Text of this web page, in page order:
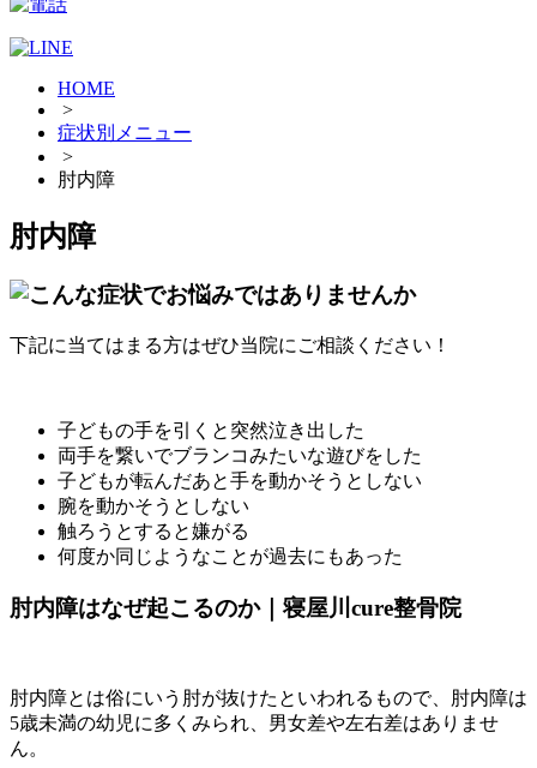
HOME
>
症状別メニュー
>
肘内障
肘内障
下記に当てはまる方はぜひ当院にご相談ください！
子どもの手を引くと突然泣き出した
両手を繋いでブランコみたいな遊びをした
子どもが転んだあと手を動かそうとしない
腕を動かそうとしない
触ろうとすると嫌がる
何度か同じようなことが過去にもあった
肘内障はなぜ起こるのか｜寝屋川cure整骨院
肘内障とは俗にいう肘が抜けたといわれるもので、
肘内障は
5歳未満の幼児に多くみられ、男女差や左右差はありませ
ん。